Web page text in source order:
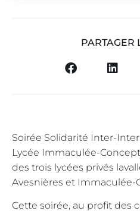
PARTAGER
Soirée Solidarité Inter-
Lycée Immaculée-
des trois lycées privés
Avesnières et Immaculée-
Cette soirée, au profit des